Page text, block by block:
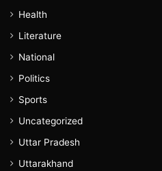
Health
Literature
National
Politics
Sports
Uncategorized
Uttar Pradesh
Uttarakhand